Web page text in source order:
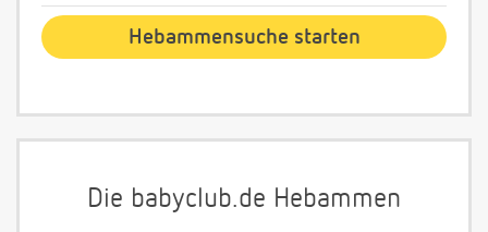
Die babyclub.de Hebammen